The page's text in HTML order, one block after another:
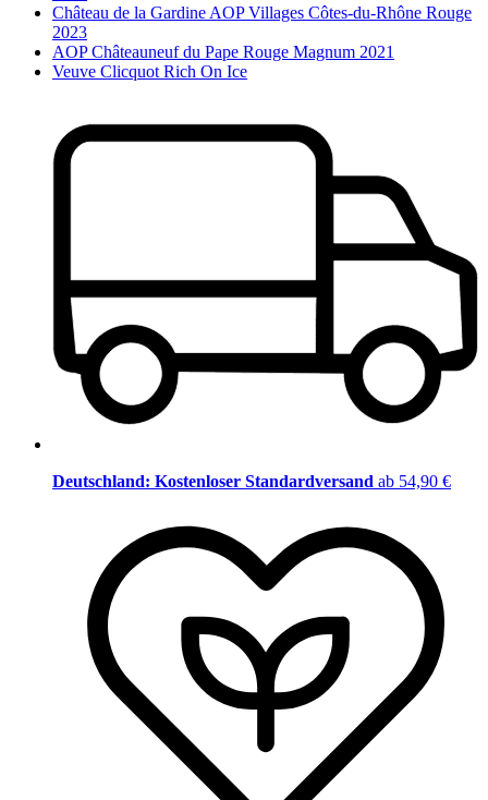
Château de la Gardine AOP Villages Côtes-du-Rhône Rouge
2023
AOP Châteauneuf du Pape Rouge Magnum 2021
Veuve Clicquot Rich On Ice
Deutschland: Kostenloser Standardversand ab 54,90 €